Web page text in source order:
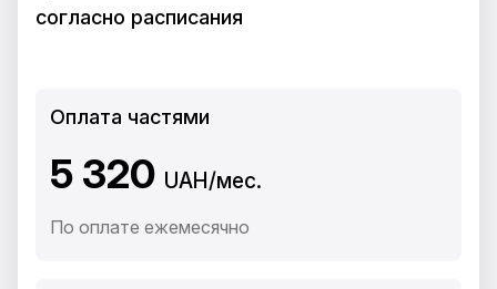
согласно расписания
Оплата частями
5 320 UAH/мес.
По оплате ежемесячно